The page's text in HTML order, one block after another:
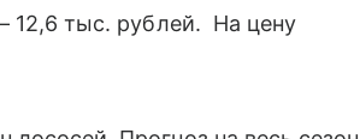
12,6 тыс. рублей. На цену